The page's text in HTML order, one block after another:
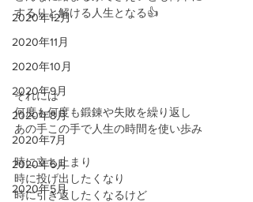
2020年12月
2020年11月
2020年10月
2020年9月
2020年8月
2020年7月
2020年6月
2020年5月
するりと解ける人生となる👍
それには
何度も何度も鍛錬や失敗を繰り返し
あの手この手で人生の時間を使い歩み
時に立ち止まり
時に投げ出したくなり
時に引き返したくなるけど